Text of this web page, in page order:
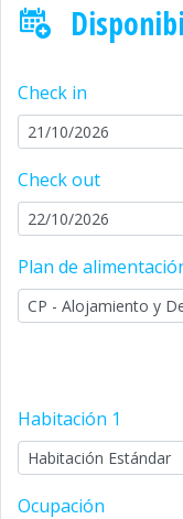
Check in
Check out
Plan de
Habitación 1
Ocupación